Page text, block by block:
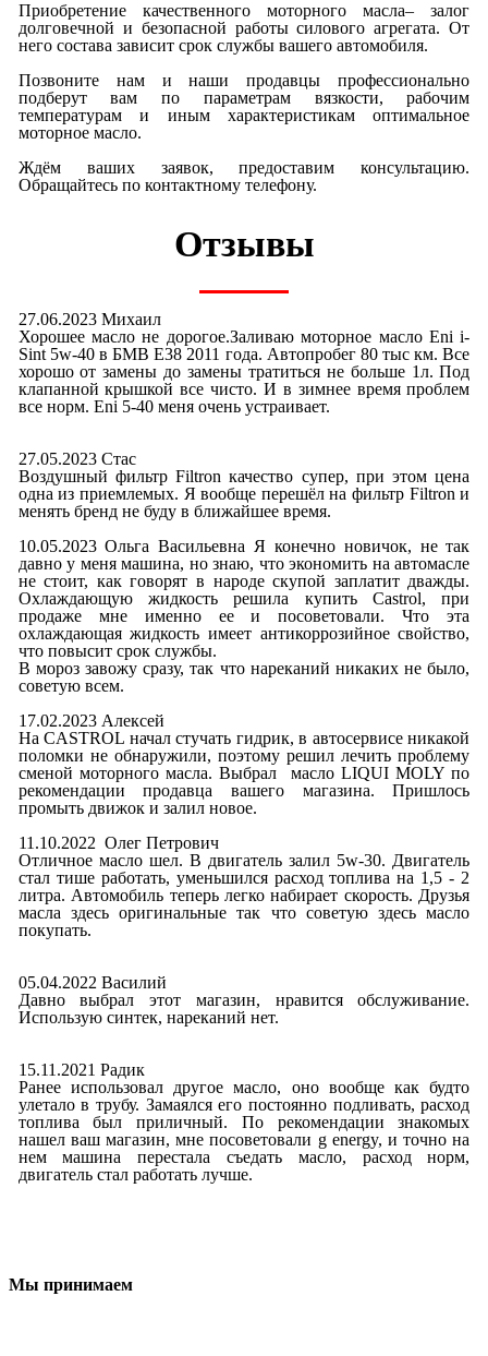
Приобретение качественного моторного масла– залог
долговечной и безопасной работы силового агрегата. От
него состава зависит срок службы вашего автомобиля.
Позвоните нам и наши продавцы профессионально
подберут вам по параметрам вязкости, рабочим
температурам и иным характеристикам оптимальное
моторное масло.
Ждём ваших заявок, предоставим консультацию.
Обращайтесь по контактному телефону.
Отзывы
27.06.2023 Михаил
Хорошее масло не дорогое.Заливаю моторное масло Eni i-
Sint 5w-40 в БМВ E38 2011 года. Автопробег 80 тыс км. Все
хорошо от замены до замены тратиться не больше 1л. Под
клапанной крышкой все чисто. И в зимнее время проблем
все норм. Eni 5-40 меня очень устраивает.
27.05.2023 Стас
Воздушный фильтр Filtron качество супер, при этом цена
одна из приемлемых. Я вообще перешёл на фильтр Filtron и
менять бренд не буду в ближайшее время.
10.05.2023 Ольга Васильевна Я конечно новичок, не так
давно у меня машина, но знаю, что экономить на автомасле
не стоит, как говорят в народе скупой заплатит дважды.
Охлаждающую жидкость решила купить Castrol, при
продаже мне именно ее и посоветовали. Что эта
охлаждающая жидкость имеет антикоррозийное свойство,
что повысит срок службы.
В мороз завожу сразу, так что нареканий никаких не было,
советую всем.
17.02.2023 Алексей
На CASTROL начал стучать гидрик, в автосервисе никакой
поломки не обнаружили, поэтому решил лечить проблему
сменой моторного масла. Выбрал масло LIQUI MOLY по
рекомендации продавца вашего магазина. Пришлось
промыть движок и залил новое.
11.10.2022 Олег Петрович
Отличное масло шел. В двигатель залил 5w-30. Двигатель
стал тише работать, уменьшился расход топлива на 1,5 - 2
литра. Автомобиль теперь легко набирает скорость. Друзья
масла здесь оригинальные так что советую здесь масло
покупать.
05.04.2022 Василий
Давно выбрал этот магазин, нравится обслуживание.
Использую синтек, нареканий нет.
15.11.2021 Радик
Ранее использовал другое масло, оно вообще как будто
улетало в трубу. Замаялся его постоянно подливать, расход
топлива был приличный. По рекомендации знакомых
нашел ваш магазин, мне посоветовали g energy, и точно на
нем машина перестала съедать масло, расход норм,
двигатель стал работать лучше.
Мы принимаем